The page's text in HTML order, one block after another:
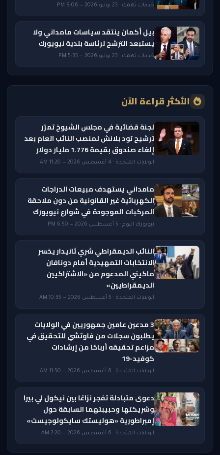
خدمات تهمك · 23 يوليو 2026 — 9:06 PM
بيل أكمان ينتقد سياسات مامداني ولا
يستبعد الترشح لرئاسة بلدية نيويورك
خدمات تهمك · 23 يوليو 2026 — 5:35 PM
الأكثر قراءة الآن
لجنة قضائية في مجلس الشيوخ تمرّر
ترشيح تود بلانش لمنصب النائب العام بعد
إلغاء صندوق بقيمة 1.776 مليار دولار
الولايات المتحدة · 4 أغسطس 2026 — 11:20 AM
مامداني يستهدف مبيعات الدراجات
الكهربائية غير القانونية من دون ملاحقة
المركبات الموجودة في شوارع نيويورك
نيويورك اليوم · 5 أغسطس 2026 — 6:50 PM
النائب الديمقراطي شري ثانيدار يخسر
الانتخابات التمهيدية أمام دونافان
ماكيني المدعوم من «الاشتراكيين
الديمقراطيين»
الولايات المتحدة · 5 أغسطس 2026 — 10:35 AM
3 مدعين عامين جمهوريين في الولايات
يطلبون سجلات من فاوتشي للتحقيق في
مزاعم تحقيقه أرباحًا من إرشادات
كوفيد-19
الولايات المتحدة · 6 أغسطس 2026 — 11:50 AM
دعوى متبادلة تفجر نزاعًا بين نيكول لي بيرا
وشريكتها وحبيبتهما السابقة حول
إمبراطورية «هوليستك سايكولوجيست»
الولايات المتحدة · 6 أغسطس 2026 — 7:20 AM